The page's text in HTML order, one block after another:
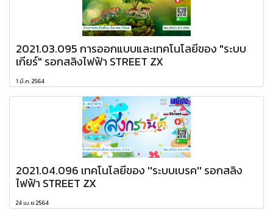
2021.03.095 การออกแบบและเทคโนโลยีของ "ระบบ
เกียร์" รอกสลิงไฟฟ้า STREET ZX
1 มี.ค. 2564
2021.04.096 เทคโนโลยีของ ''ระบบเบรค'' รอกสลิง
ไฟฟ้า STREET ZX
24 เม.ย 2564